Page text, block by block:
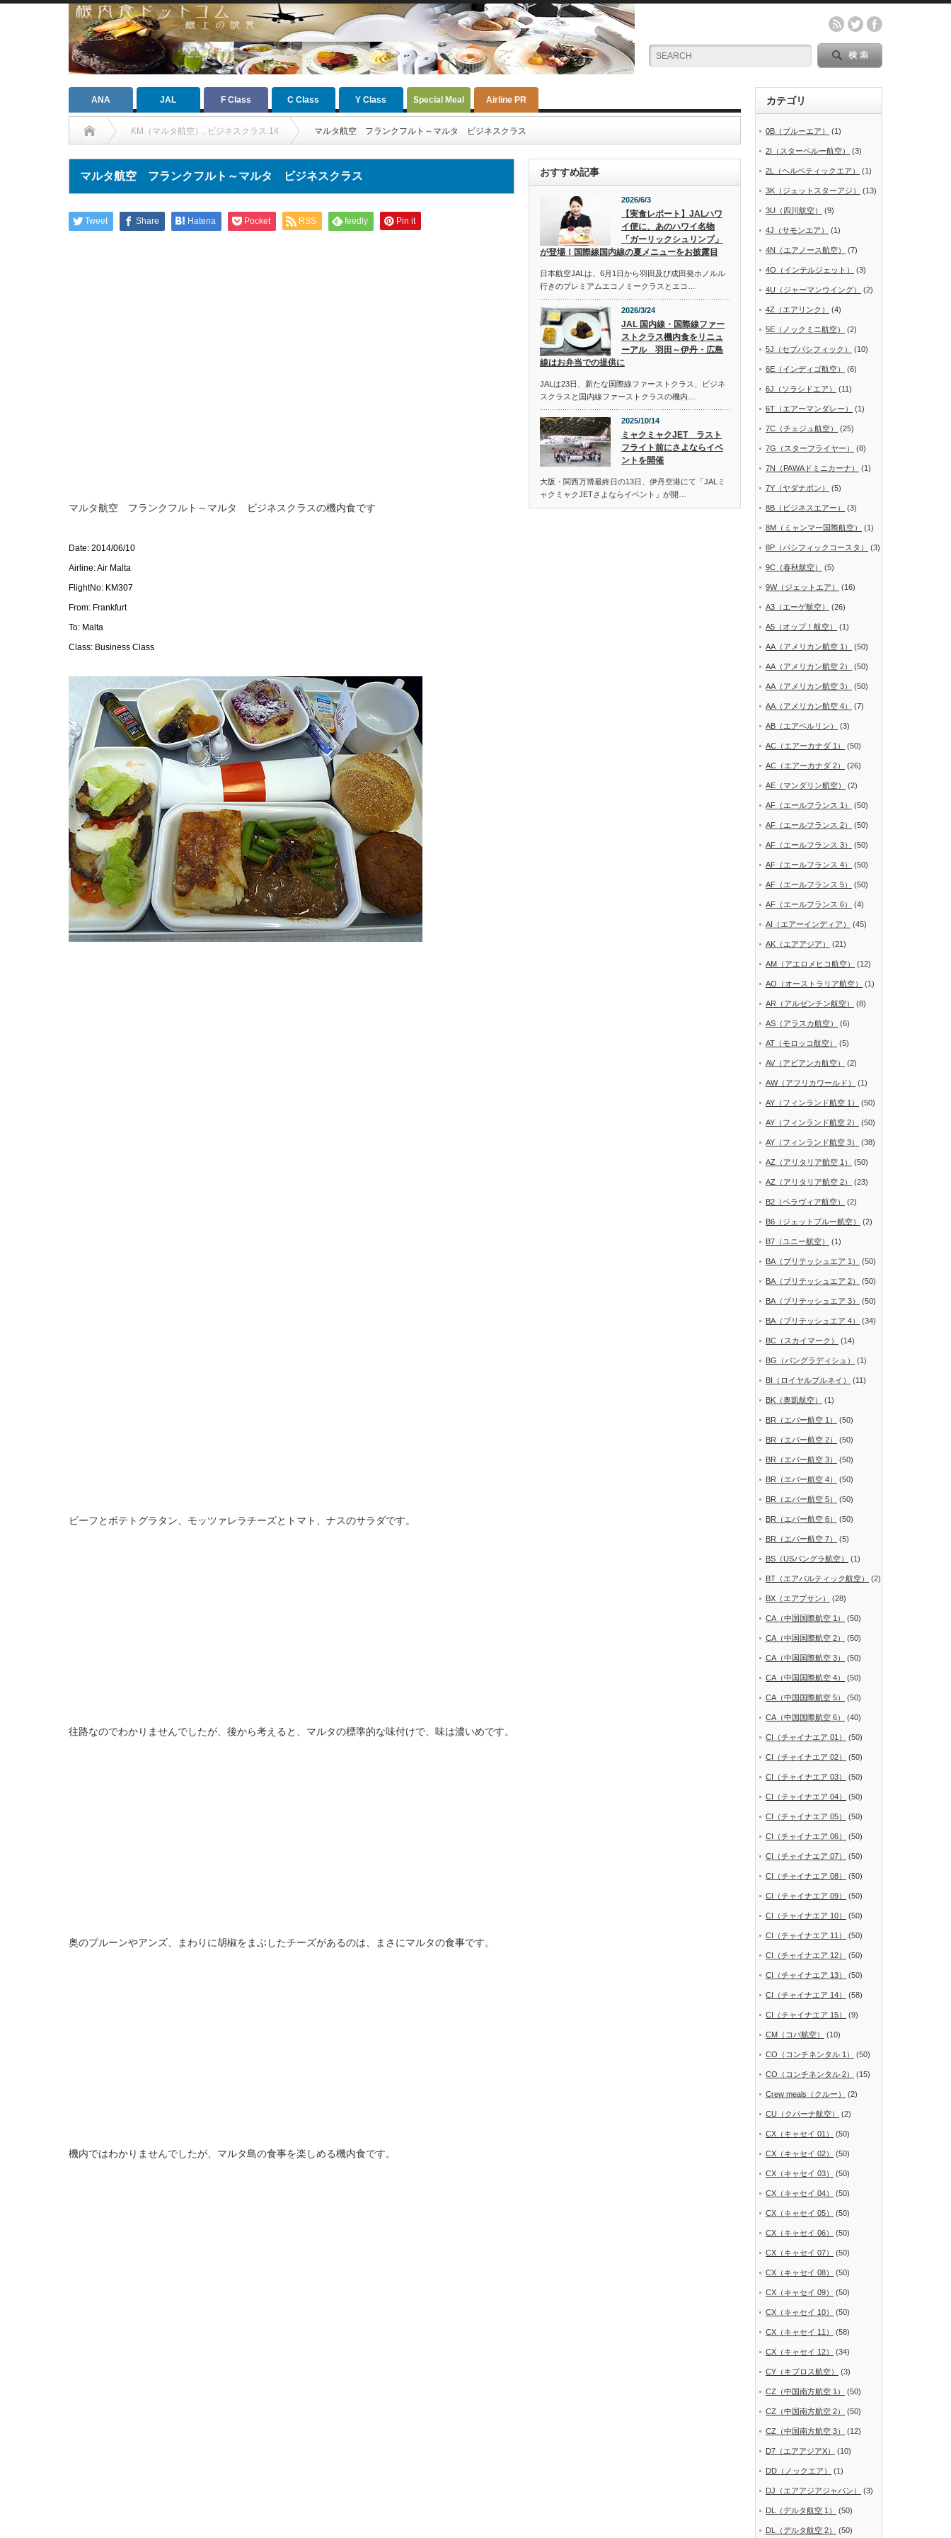
ANA JAL F Class C Class Y Class Special Meal Airline PR
KM（マルタ航空） , ビジネスクラス 14 マルタ航空 フランクフルト～マルタ ビジネスクラス
マルタ航空 フランクフルト～マルタ ビジネスクラス
Tweet Share Hatena Pocket RSS feedly Pin it
マルタ航空 フランクフルト～マルタ ビジネスクラスの機内食です
Date: 2014/06/10
Airline: Air Malta
FlightNo: KM307
From: Frankfurt
To: Malta
Class: Business Class
ビーフとポテトグラタン、モッツァレラチーズとトマト、ナスのサラダです。
往路なのでわかりませんでしたが、後から考えると、マルタの標準的な味付けで、味は濃いめです。
奥のプルーンやアンズ、まわりに胡椒をまぶしたチーズがあるのは、まさにマルタの食事です。
機内ではわかりませんでしたが、マルタ島の食事を楽しめる機内食です。
おすすめ記事
2026/6/3
【実食レポート】JALハワ
イ便に、あのハワイ名物
「ガーリックシュリンプ」
が登場！国際線国内線の夏メニューをお披露目
日本航空JALは、6月1日から羽田及び成田発ホノルル
行きのプレミアムエコノミークラスとエコ…
2026/3/24
JAL 国内線・国際線ファー
ストクラス機内食をリニュ
ーアル 羽田～伊丹・広島
線はお弁当での提供に
JALは23日、新たな国際線ファーストクラス、ビジネ
スクラスと国内線ファーストクラスの機内…
2025/10/14
ミャクミャクJET ラスト
フライト前にさよならイベ
ントを開催
大阪・関西万博最終日の13日、伊丹空港にて「JALミ
ャクミャクJETさよならイベント」が開…
カテゴリ
0B（ブルーエア） (1)
2I（スターペルー航空） (3)
2L（ヘルベティックエア） (1)
3K（ジェットスターアジ） (13)
3U（四川航空） (9)
4J（サモンエア） (1)
4N（エアノース航空） (7)
4O（インテルジェット） (3)
4U（ジャーマンウイング） (2)
4Z（エアリンク） (4)
5E（ノックミニ航空） (2)
5J（セブパシフィック） (10)
6E（インディゴ航空） (6)
6J（ソラシドエア） (11)
6T（エアーマンダレー） (1)
7C（チェジュ航空） (25)
7G（スターフライヤー） (8)
7N（PAWAドミニカーナ） (1)
7Y（ヤダナポン） (5)
8B（ビジネスエアー） (3)
8M（ミャンマー国際航空） (1)
8P（パシフィックコースタ） (3)
9C（春秋航空） (5)
9W（ジェットエア） (16)
A3（エーゲ航空） (26)
A5（オップ！航空） (1)
AA（アメリカン航空 1） (50)
AA（アメリカン航空 2） (50)
AA（アメリカン航空 3） (50)
AA（アメリカン航空 4） (7)
AB（エアベルリン） (3)
AC（エアーカナダ 1） (50)
AC（エアーカナダ 2） (26)
AE（マンダリン航空） (2)
AF（エールフランス 1） (50)
AF（エールフランス 2） (50)
AF（エールフランス 3） (50)
AF（エールフランス 4） (50)
AF（エールフランス 5） (50)
AF（エールフランス 6） (4)
AI（エアーインディア） (45)
AK（エアアジア） (21)
AM（アエロメヒコ航空） (12)
AO（オーストラリア航空） (1)
AR（アルゼンチン航空） (8)
AS（アラスカ航空） (6)
AT（モロッコ航空） (5)
AV（アビアンカ航空） (2)
AW（アフリカワールド） (1)
AY（フィンランド航空 1） (50)
AY（フィンランド航空 2） (50)
AY（フィンランド航空 3） (38)
AZ（アリタリア航空 1） (50)
AZ（アリタリア航空 2） (23)
B2（ベラヴィア航空） (2)
B6（ジェットブルー航空） (2)
B7（ユニー航空） (1)
BA（ブリテッシュエア 1） (50)
BA（ブリテッシュエア 2） (50)
BA（ブリテッシュエア 3） (50)
BA（ブリテッシュエア 4） (34)
BC（スカイマーク） (14)
BG（バングラディシュ） (1)
BI（ロイヤルブルネイ） (11)
BK（奥凱航空） (1)
BR（エバー航空 1） (50)
BR（エバー航空 2） (50)
BR（エバー航空 3） (50)
BR（エバー航空 4） (50)
BR（エバー航空 5） (50)
BR（エバー航空 6） (50)
BR（エバー航空 7） (5)
BS（USバングラ航空） (1)
BT（エアバルティック航空） (2)
BX（エアプサン） (28)
CA（中国国際航空 1） (50)
CA（中国国際航空 2） (50)
CA（中国国際航空 3） (50)
CA（中国国際航空 4） (50)
CA（中国国際航空 5） (50)
CA（中国国際航空 6） (40)
CI（チャイナエア 01） (50)
CI（チャイナエア 02） (50)
CI（チャイナエア 03） (50)
CI（チャイナエア 04） (50)
CI（チャイナエア 05） (50)
CI（チャイナエア 06） (50)
CI（チャイナエア 07） (50)
CI（チャイナエア 08） (50)
CI（チャイナエア 09） (50)
CI（チャイナエア 10） (50)
CI（チャイナエア 11） (50)
CI（チャイナエア 12） (50)
CI（チャイナエア 13） (50)
CI（チャイナエア 14） (58)
CI（チャイナエア 15） (9)
CM（コパ航空） (10)
CO（コンチネンタル 1） (50)
CO（コンチネンタル 2） (15)
Crew meals（クルー） (2)
CU（クバーナ航空） (2)
CX（キャセイ 01） (50)
CX（キャセイ 02） (50)
CX（キャセイ 03） (50)
CX（キャセイ 04） (50)
CX（キャセイ 05） (50)
CX（キャセイ 06） (50)
CX（キャセイ 07） (50)
CX（キャセイ 08） (50)
CX（キャセイ 09） (50)
CX（キャセイ 10） (50)
CX（キャセイ 11） (58)
CX（キャセイ 12） (34)
CY（キプロス航空） (3)
CZ（中国南方航空 1） (50)
CZ（中国南方航空 2） (50)
CZ（中国南方航空 3） (12)
D7（エアアジアX） (10)
DD（ノックエア） (1)
DJ（エアアジアジャパン） (3)
DL（デルタ航空 1） (50)
DL（デルタ航空 2） (50)